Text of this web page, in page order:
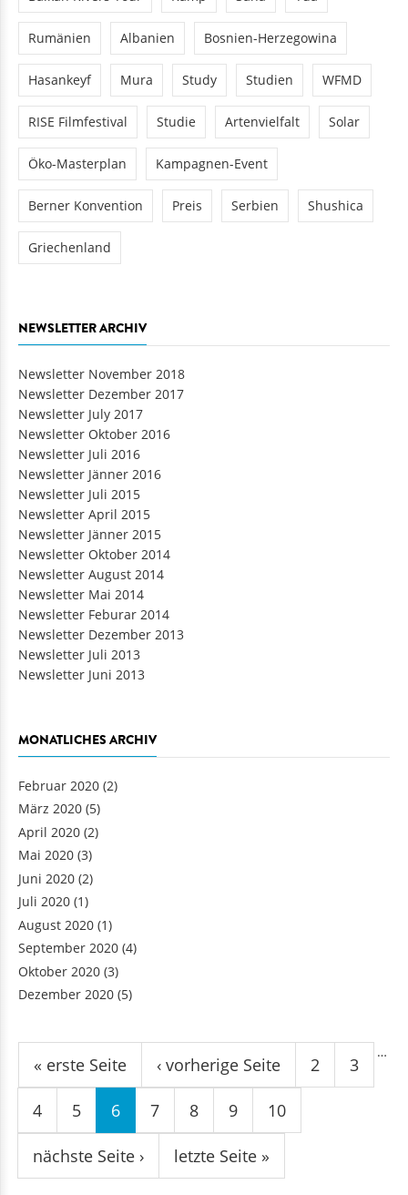
Rumänien Albanien Bosnien-Herzegowina
Hasankeyf Mura Study Studien WFMD
RISE Filmfestival Studie Artenvielfalt Solar
Öko-Masterplan Kampagnen-Event
Berner Konvention Preis Serbien Shushica
Griechenland
NEWSLETTER ARCHIV
Newsletter November 2018
Newsletter Dezember 2017
Newsletter July 2017
Newsletter Oktober 2016
Newsletter Juli 2016
Newsletter Jänner 2016
Newsletter Juli 2015
Newsletter April 2015
Newsletter Jänner 2015
Newsletter Oktober 2014
Newsletter August 2014
Newsletter Mai 2014
Newsletter Feburar 2014
Newsletter Dezember 2013
Newsletter Juli 2013
Newsletter Juni 2013
MONATLICHES ARCHIV
Februar 2020 (2)
März 2020 (5)
April 2020 (2)
Mai 2020 (3)
Juni 2020 (2)
Juli 2020 (1)
August 2020 (1)
September 2020 (4)
Oktober 2020 (3)
Dezember 2020 (5)
Seiten
« erste Seite ‹ vorherige Seite
…
2 3
4 5 6 7 8 9 10
nächste Seite › letzte Seite »